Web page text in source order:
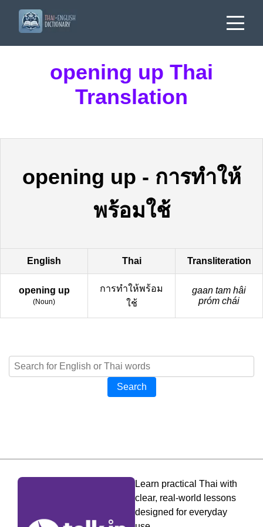
opening up Thai
Translation
opening up - การทำให้
พร้อมใช้
English Thai Transliteration
opening up
(Noun)
การทำให้พร้อม
ใช้
gaan tam hâi
próm chái
Search
Learn practical Thai with
clear, real-world lessons
designed for everyday